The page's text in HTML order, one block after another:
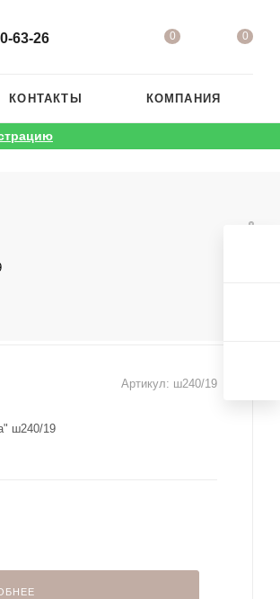
63-26 0 0
КОНТАКТЫ КОМПАНИЯ
Артикул: ш240/19
ш240/19